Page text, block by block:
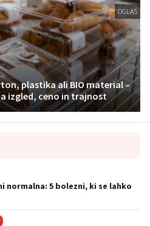
OGLAS
plastika ali BIO material –
izgled, ceno in trajnost
normalna: 5 bolezni, ki se lahko